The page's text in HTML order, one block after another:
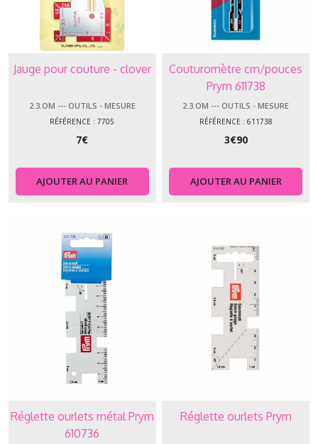
Jauge pour couture - clover
2.3.OM --- OUTILS - MESURE
RÉFÉRENCE : 7705
7€
AJOUTER AU PANIER
Couturomètre cm/pouces
Prym 611738
2.3.OM --- OUTILS - MESURE
RÉFÉRENCE : 611738
3€90
AJOUTER AU PANIER
Réglette ourlets métal Prym
610736
Réglette ourlets Prym